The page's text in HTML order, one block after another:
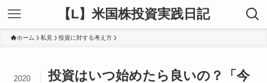
【L】米国株投資実践日記
ホーム 私見 投資に対する考え方
投資はいつ始めたら良いの？「今
2020